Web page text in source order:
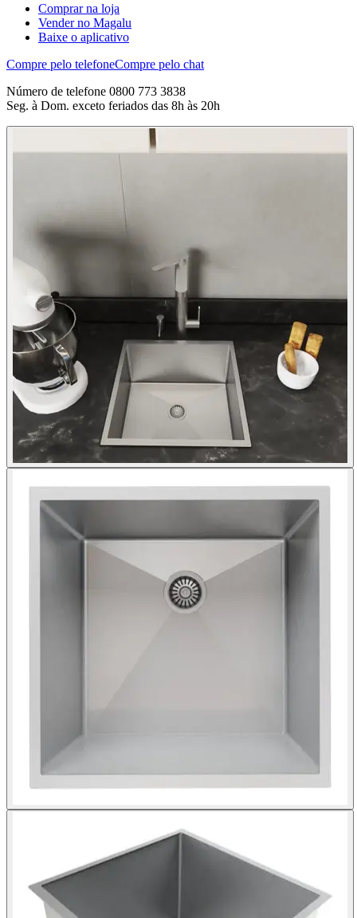
Comprar na loja
Vender no Magalu
Baixe o aplicativo
Compre pelo telefoneCompre pelo chat
Número de telefone 0800 773 3838
Seg. à Dom. exceto feriados das 8h às 20h